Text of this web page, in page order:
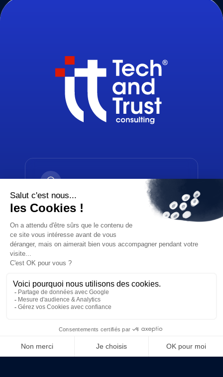
32-34, avenue Kléber, 75116 Paris
+33 1 83 64 70 73
contact@techandtrust.com